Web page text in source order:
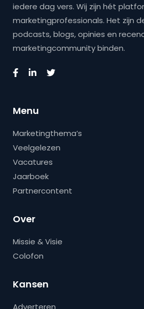
iedere dag vers. Wij zijn hét
marketingprofessionals. Het zijn
podcasts, blogs, opinies en
marketingcommunity binden.
Menu
Marketingthema’s
Veelgelezen
Vacatures
Jaarboek
Partnercontent
Over
Missie & Visie
Colofon
Kansen
Adverteren